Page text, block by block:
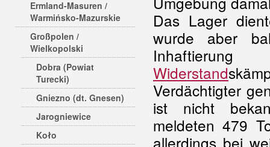
Ermland-Masuren /
Warmińsko-Mazurskie
Großpolen /
Wielkopolski
Dobra (Powiat
Turecki)
Gniezno (dt. Gnesen)
Jarogniewice
Koło
Das Lager
wurde aber
Widerstand
Verdächtigter
ist nicht
meldeten 479
allerdings bei